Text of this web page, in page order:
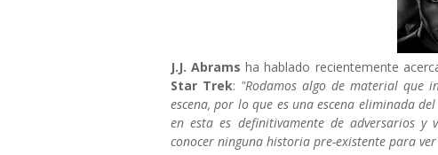
J.J. Abrams ha hablado recientemente
Star Trek: "Rodamos algo de material que
escena, por lo que es una escena eliminada
en esta es definitivamente de adversarios
conocer ninguna historia pre-existente para